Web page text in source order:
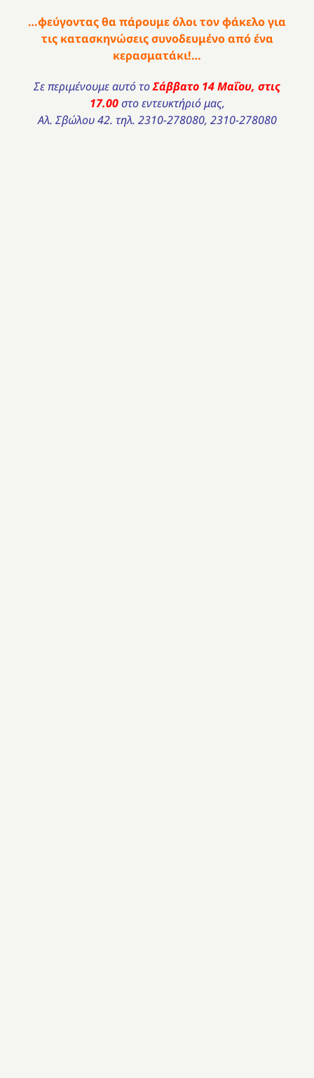
…φεύγοντας θα πάρουμε όλοι τον φάκελο για
τις κατασκηνώσεις συνοδευμένο από ένα
κερασματάκι!…
Σε περιμένουμε αυτό τοΣάββατο 14 Μαΐου, στις
17.00στο εντευκτήριό μας,
Αλ. Σβώλου 42. τηλ. 2310-278080, 2310-278080